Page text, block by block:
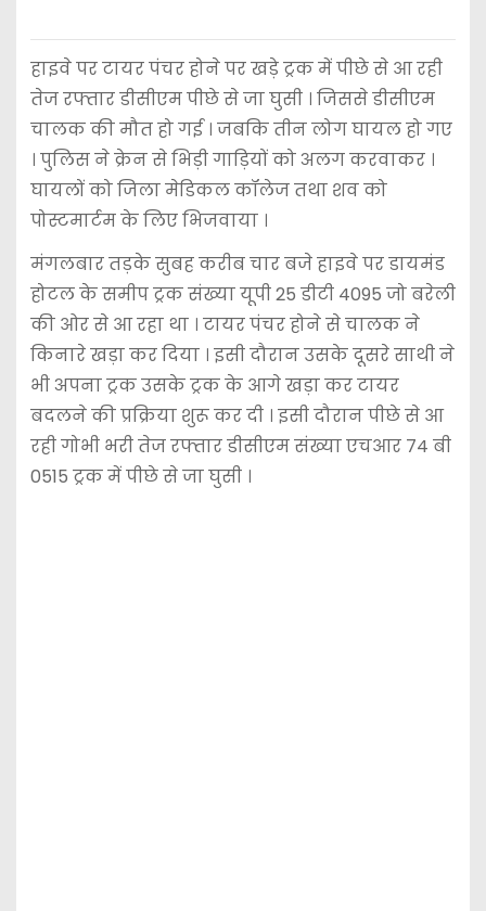
हाइवे पर टायर पंचर होने पर खड़े ट्रक में पीछे से आ रही
तेज रफ्तार डीसीएम पीछे से जा घुसी । जिससे डीसीएम
चालक की मौत हो गई । जबकि तीन लोग घायल हो गए
। पुलिस ने क्रेन से भिड़ी गाड़ियों को अलग करवाकर ।
घायलों को जिला मेडिकल कॉलेज तथा शव को
पोस्टमार्टम के लिए भिजवाया ।
मंगलबार तड़के सुबह करीब चार बजे हाइवे पर डायमंड
होटल के समीप ट्रक संख्या यूपी 25 डीटी 4095 जो बरेली
की ओर से आ रहा था । टायर पंचर होने से चालक ने
किनारे खड़ा कर दिया । इसी दौरान उसके दूसरे साथी ने
भी अपना ट्रक उसके ट्रक के आगे खड़ा कर टायर
बदलने की प्रक्रिया शुरू कर दी । इसी दौरान पीछे से आ
रही गोभी भरी तेज रफ्तार डीसीएम संख्या एचआर 74 बी
0515 ट्रक में पीछे से जा घुसी ।